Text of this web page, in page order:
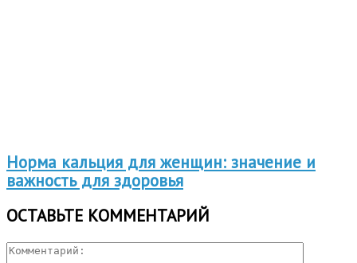
Норма кальция для женщин: значение и
важность для здоровья
ОСТАВЬТЕ КОММЕНТАРИЙ